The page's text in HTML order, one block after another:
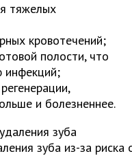
тяжелых
кровотечений;
полости, что
инфекций;
и болезненнее.
зуба из-за риска